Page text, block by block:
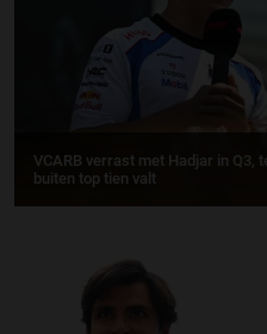
VCARB verrast met Hadjar in
buiten top tien valt